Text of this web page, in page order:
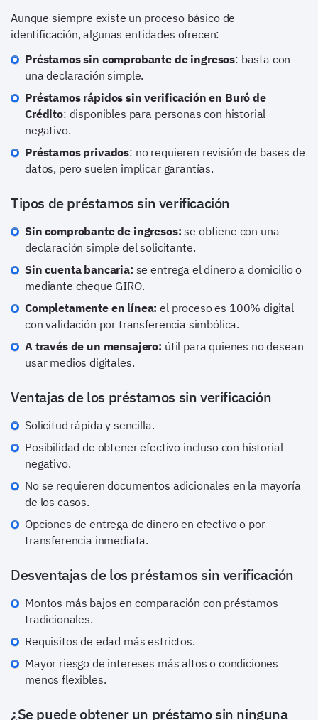
Aunque siempre existe un proceso básico de
identificación, algunas entidades ofrecen:
Préstamos sin comprobante de ingresos: basta con
una declaración simple.
Préstamos rápidos sin verificación en Buró de
Crédito: disponibles para personas con historial
negativo.
Préstamos privados: no requieren revisión de bases de
datos, pero suelen implicar garantías.
Tipos de préstamos sin verificación
Sin comprobante de ingresos: se obtiene con una
declaración simple del solicitante.
Sin cuenta bancaria: se entrega el dinero a domicilio o
mediante cheque GIRO.
Completamente en línea: el proceso es 100% digital
con validación por transferencia simbólica.
A través de un mensajero: útil para quienes no desean
usar medios digitales.
Ventajas de los préstamos sin verificación
Solicitud rápida y sencilla.
Posibilidad de obtener efectivo incluso con historial
negativo.
No se requieren documentos adicionales en la mayoría
de los casos.
Opciones de entrega de dinero en efectivo o por
transferencia inmediata.
Desventajas de los préstamos sin verificación
Montos más bajos en comparación con préstamos
tradicionales.
Requisitos de edad más estrictos.
Mayor riesgo de intereses más altos o condiciones
menos flexibles.
¿Se puede obtener un préstamo sin ninguna